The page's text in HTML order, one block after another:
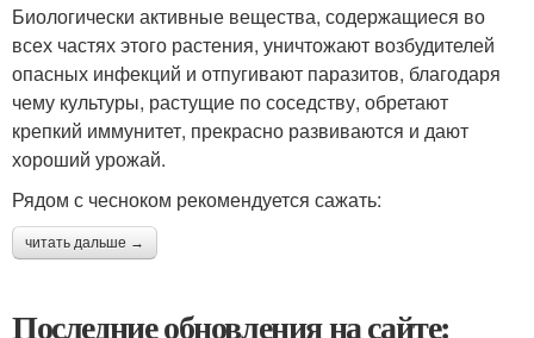
Биологически активные вещества, содержащиеся во
всех частях этого растения, уничтожают возбудителей
опасных инфекций и отпугивают паразитов, благодаря
чему культуры, растущие по соседству, обретают
крепкий иммунитет, прекрасно развиваются и дают
хороший урожай.
Рядом с чесноком рекомендуется сажать:
читать дальше →
Последние обновления на сайте: